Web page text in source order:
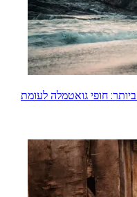
ביותר: חופי גואטמלה לעומת